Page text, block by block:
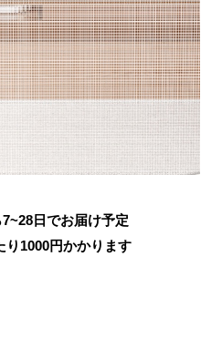
日でお届け予定
り 1000円かかります